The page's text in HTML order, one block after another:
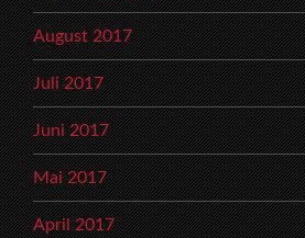
August 2017
Juli 2017
Juni 2017
Mai 2017
April 2017